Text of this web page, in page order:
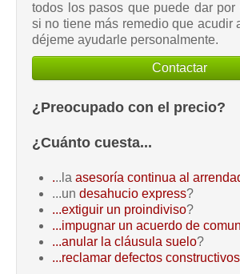
todos los pasos que puede dar por
si no tiene más remedio que acudir
déjeme ayudarle personalmente.
Contactar
¿Preocupado con el precio?
¿Cuánto cuesta...
...la asesoría continua al
...un desahucio express?
...extiguir un proindiviso?
...impugnar un acuerdo de
...anular la cláusula suelo?
...reclamar defectos constructivos